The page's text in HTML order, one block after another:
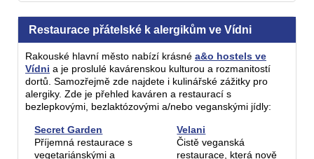
Restaurace přátelské k alergikům ve Vídni
Rakouské hlavní město nabízí krásné a&o hostels ve
Vídni a je proslulé kavárenskou kulturou a rozmanitostí
dortů. Samozřejmě zde najdete i kulinářské zážitky pro
alergiky. Zde je přehled kaváren a restaurací s
bezlepkovými, bezlaktózovými a/nebo veganskými jídly:
Secret Garden
Příjemná restaurace s
vegetariánskými a
Velani
Čistě veganská
restaurace, která nově